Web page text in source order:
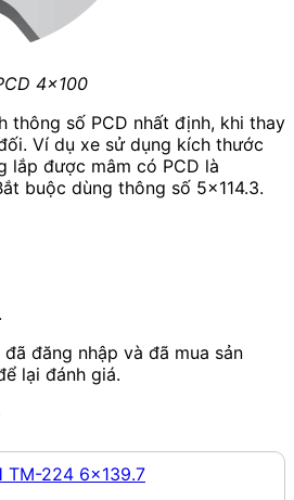
4×100
thông số PCD nhất định, khi thay
Ví dụ xe sử dụng kích thước
lắp được mâm có PCD là
buộc dùng thông số 5×114.3.
đăng nhập và đã mua sản
lại đánh giá.